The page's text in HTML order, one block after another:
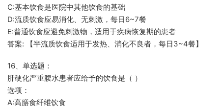
C:基本饮食是医院中其他饮食的基础
D:流质饮食应易消化、无刺激，每日6~7餐
E:普通饮食应避免刺激物，适用于疾病恢复期的患者
答案: 【半流质饮食适用于发热、消化不良者，每日3~4餐】
16、单选题：
肝硬化严重腹水患者应给予的饮食是（ ）
选项：
A:高膳食纤维饮食